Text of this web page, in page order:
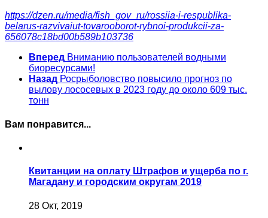
https://dzen.ru/media/fish_gov_ru/rossiia-i-respublika-
belarus-razvivaiut-tovarooborot-rybnoi-produkcii-za-
656078c18bd00b589b103736
Вперед Вниманию пользователей водными
биоресурсами!
Назад Росрыболовство повысило прогноз по
вылову лососевых в 2023 году до около 609 тыс.
тонн
Вам понравится...
Квитанции на оплату Штрафов и ущерба по г.
Магадану и городским округам 2019
28 Окт, 2019